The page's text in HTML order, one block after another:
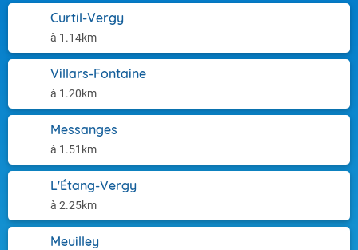
Curtil-Vergy
à 1.14km
Villars-Fontaine
à 1.20km
Messanges
à 1.51km
L'Étang-Vergy
à 2.25km
Meuilley